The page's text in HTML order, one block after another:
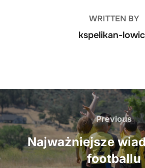
WRITTEN BY
kspelikan-
Nawigacja
wpisu
Previous
Najważniejsze
footballu